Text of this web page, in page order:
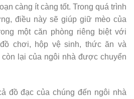
càng ít càng tốt. Trong quá trình
điều này sẽ giúp giữ mèo của
một căn phòng riêng biệt với
đồ chơi, hộp vệ sinh, thức ăn và
lại của ngôi nhà được chuyển
đồ đạc của chúng đến ngôi nhà